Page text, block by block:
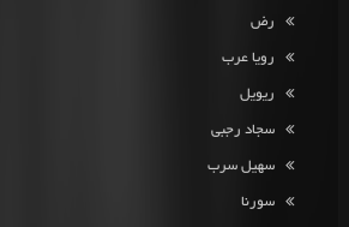
رض
رویا عرب
ریویل
سجاد رجبی
سهیل سرب
سورنا